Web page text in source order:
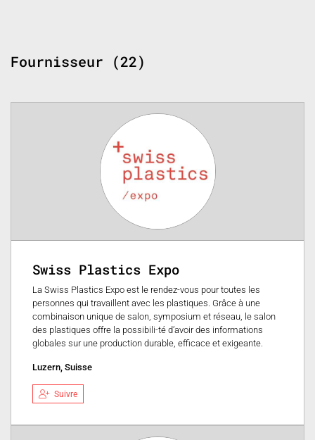
Fournisseur (22)
Swiss Plastics Expo
La Swiss Plastics Expo est le rendez-vous pour toutes les
personnes qui travaillent avec les plastiques. Grâce à une
combinaison unique de salon, symposium et réseau, le salon
des plastiques offre la possibili-té d’avoir des informations
globales sur une production durable, efficace et exigeante.
Luzern, Suisse
Suivre